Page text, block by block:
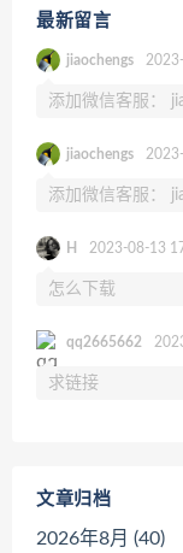
最新留言
jiaochengs
添加微信客服：
jiaochengs
添加微信客服：
H 2023-08-13
怎么下载
qq2665662
求链接
文章归档
2026年8月 (40)